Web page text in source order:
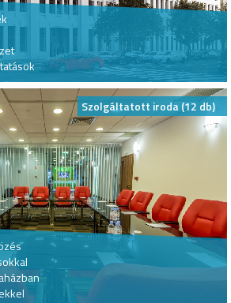
Szolgáltatott iroda (12 db)